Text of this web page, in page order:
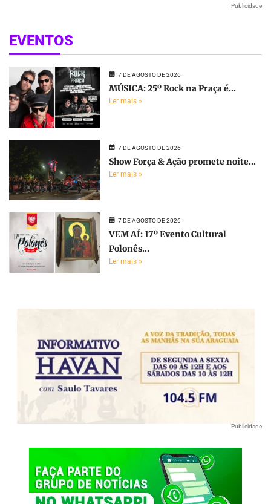
Publicidade
EVENTOS
7 DE AGOSTO DE 2026
MÚSICA: 25º Rock na Praça é...
Ler mais »
7 DE AGOSTO DE 2026
Show Força & Ação promete noite...
Ler mais »
7 DE AGOSTO DE 2026
VEM AÍ: 17º Evento Cultural
Polonês...
Ler mais »
Publicidade